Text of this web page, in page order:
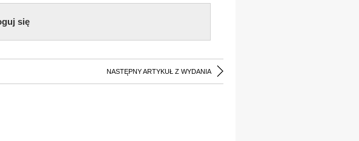
się
NASTĘPNY ARTYKUŁ Z WYDANIA